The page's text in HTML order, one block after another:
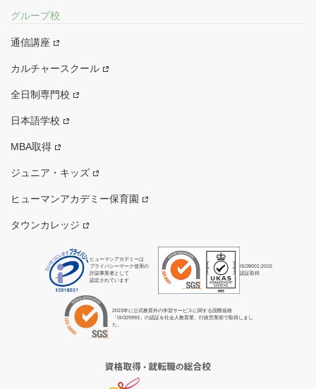
グループ校
通信講座
カルチャースクール
全日制専門校
日本語学校
MBA取得
ジュニア・キッズ
ヒューマンアカデミー保育園
タウンカレッジ
ヒューマンアカデミーは
プライバシーマーク使用の
許諾事業者として
認定されています
ISO9001:2015
認証取得
2023年に公式教育外の学習サービスに関する国際規格
「ISO29993」の認証を社会人教育業、行政営業部で取得しまし
た。